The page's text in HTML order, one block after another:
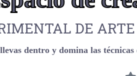
DE
dentro y domina las